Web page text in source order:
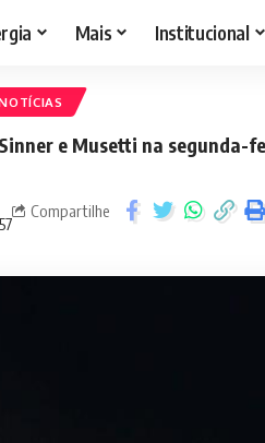
Mais Institucional
e Musetti na segunda-
Compartilhe